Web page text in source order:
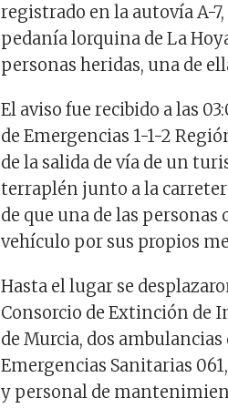
registrado en la autovía A-
pedanía lorquina de La
personas heridas, una de
El aviso fue recibido a las
de Emergencias 1-1-2
de la salida de vía de un
terraplén junto a la
de que una de las
vehículo por sus propios
Hasta el lugar se
Consorcio de Extinción de
de Murcia, dos
Emergencias Sanitarias
y personal de